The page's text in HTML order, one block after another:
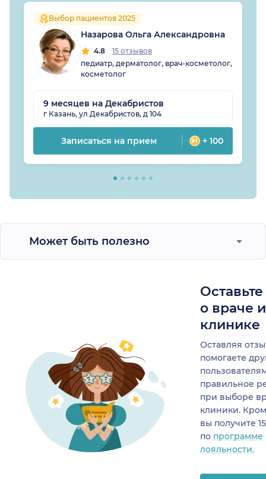
Выбор пациентов 2025
Назарова Ольга Александровна
4.8
15 отзывов
педиатр, дерматолог, врач-косметолог,
косметолог
9 месяцев на Декабристов
г Казань, ул Декабристов, д 104
Записаться на прием + 100
Может быть полезно
о враче
клинике
Оставляя
помогаете
правильное
при выборе
клиники.
вы получите
по программе
лояльности.